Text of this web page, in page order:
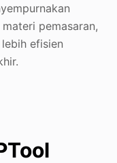
pemasaran,
efisien